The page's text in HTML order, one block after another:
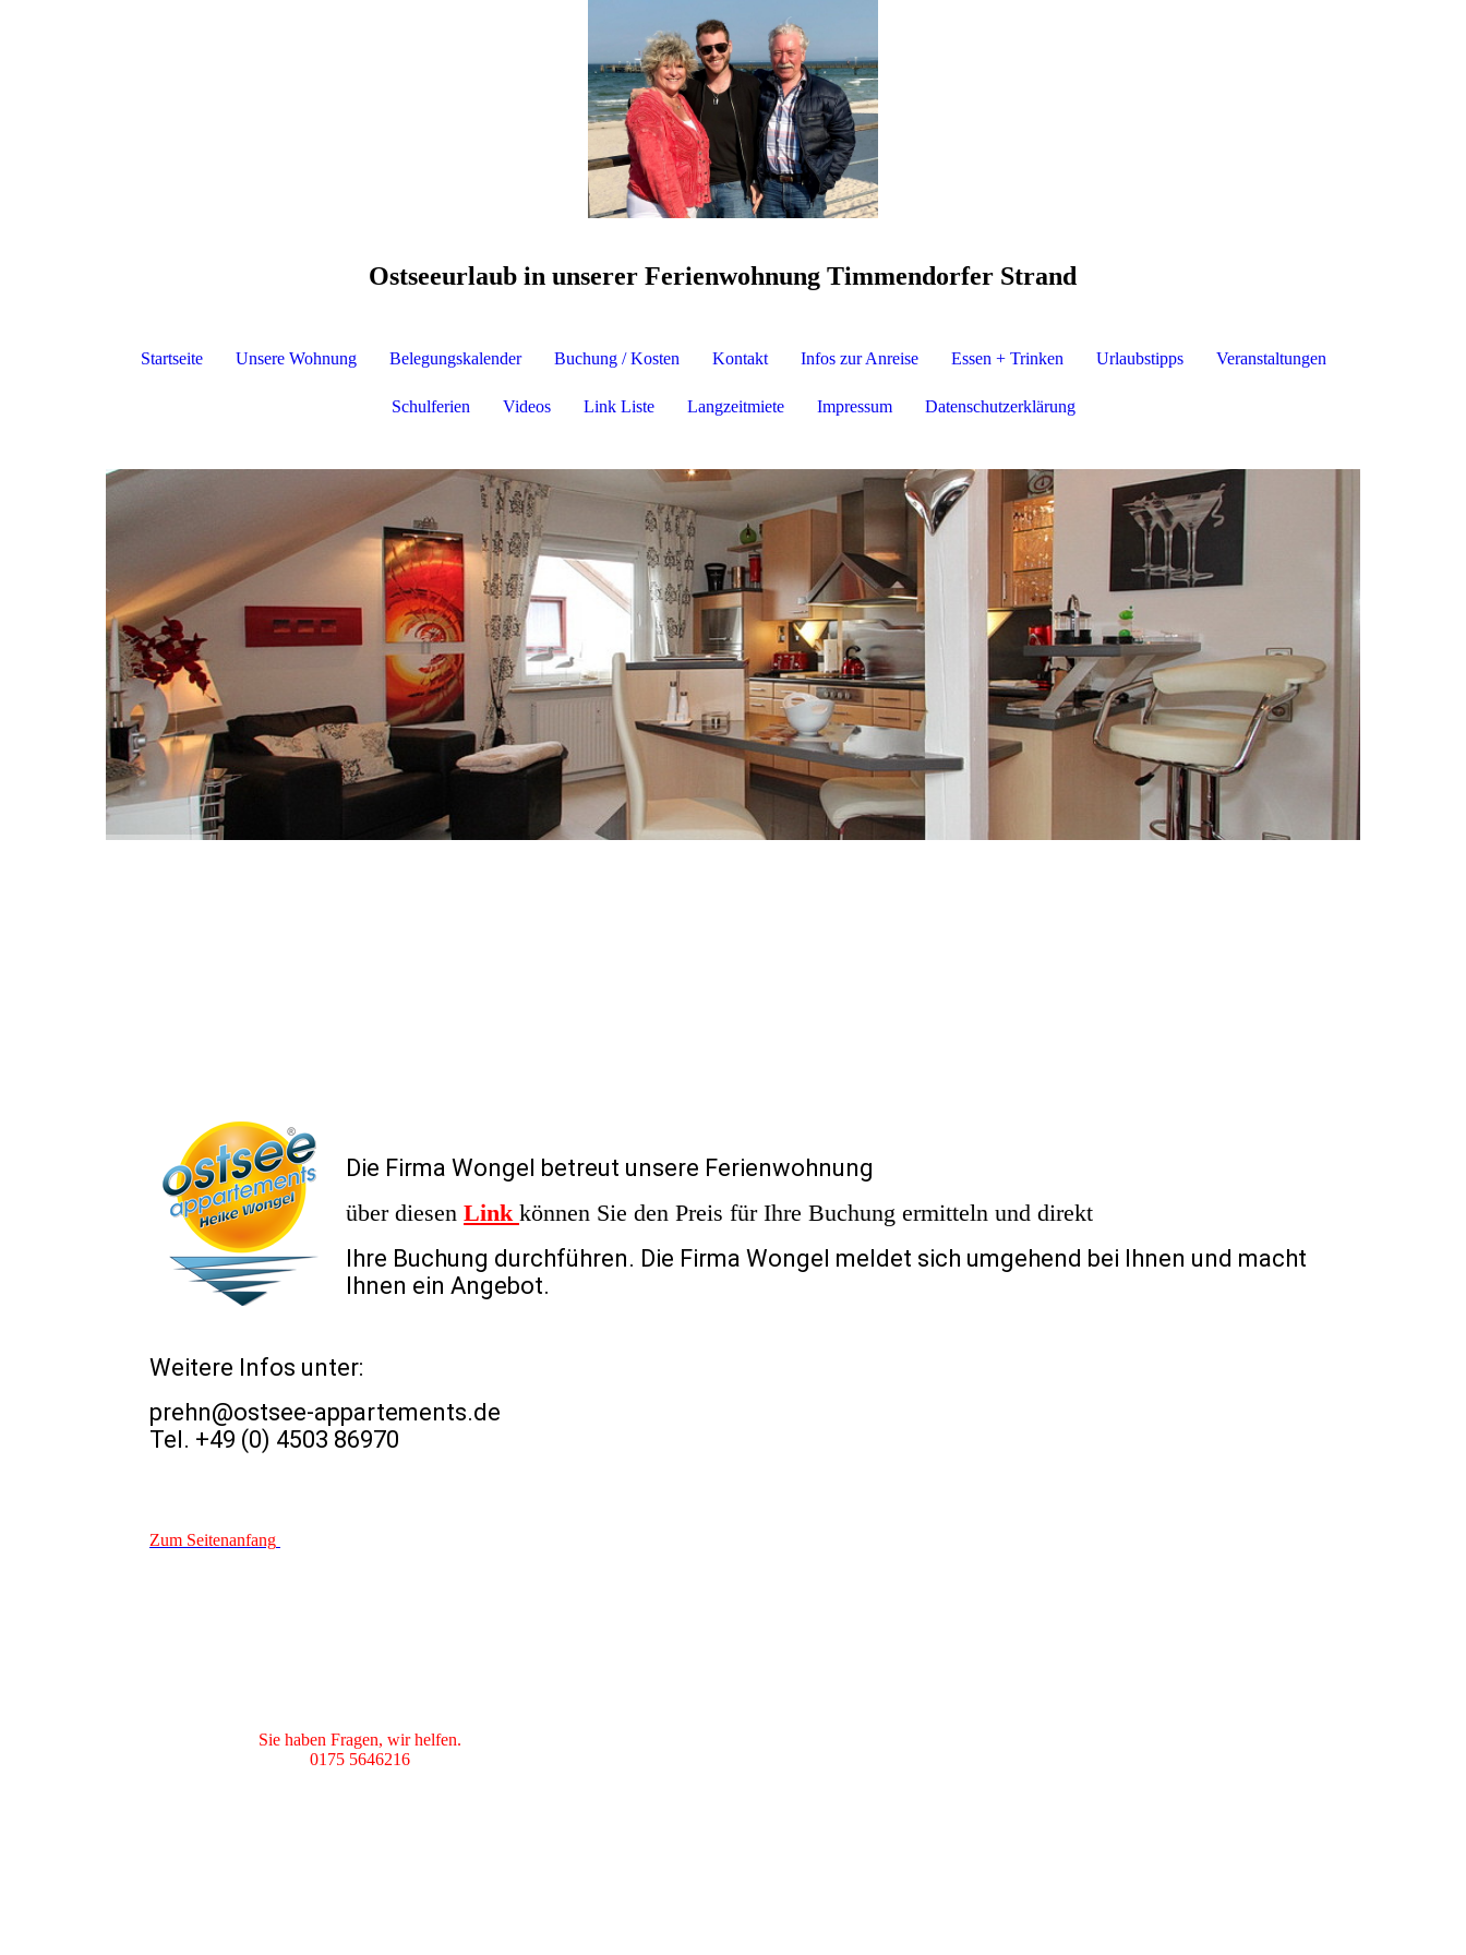
Ostseeurlaub in unserer Ferienwohnung Timmendorfer Strand
Startseite Unsere Wohnung Belegungskalender Buchung / Kosten Kontakt Infos zur Anreise Essen + Trinken Urlaubstipps Veranstaltungen
Schulferien Videos Link Liste Langzeitmiete Impressum Datenschutzerklärung
Die Firma Wongel betreut unsere Ferienwohnung
über diesen Link können Sie den Preis für Ihre Buchung ermitteln und direkt
Ihre Buchung durchführen. Die Firma Wongel meldet sich umgehend bei Ihnen und macht
Ihnen ein Angebot.
Weitere Infos unter:
prehn@ostsee-appartements.de
Tel. +49 (0) 4503 86970
Zum Seitenanfang
Sie haben Fragen, wir helfen.
0175 5646216